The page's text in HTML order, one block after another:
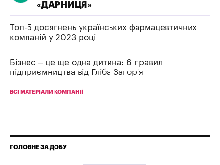
«ДАРНИЦЯ»
Топ-5 досягнень українських фармацевтичних
компаній у 2023 році
Бізнес – це ще одна дитина: 6 правил
підприємництва від Гліба Загорія
ВСІ МАТЕРІАЛИ КОМПАНІЇ
ГОЛОВНЕ ЗА ДОБУ